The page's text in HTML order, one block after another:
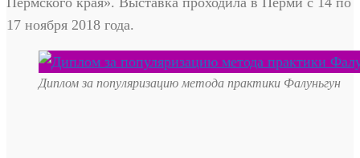
17 ноября 2018 года.
Диплом за популяризацию метода практики Фалуньгун